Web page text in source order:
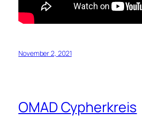
November 2, 2021
OMAD Cypherkreis